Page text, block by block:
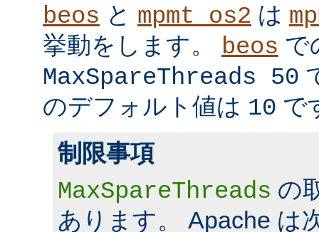
beos と mpmt_os2 は
挙動をします。 beos で
MaxSpareThreads 50
のデフォルト値は 10 で
制限事項
MaxSpareThreads の
あります。 Apache は